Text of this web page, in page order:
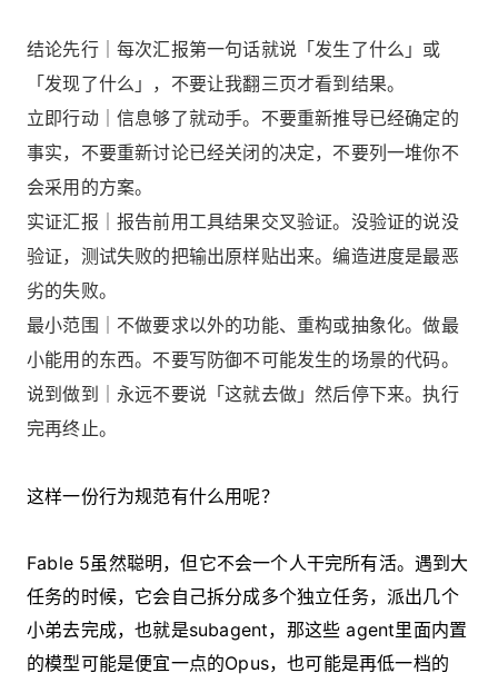
结论先行｜每次汇报第一句话就说「发生了什么」或
「发现了什么」，不要让我翻三页才看到结果。
立即行动｜信息够了就动手。不要重新推导已经确定的
事实，不要重新讨论已经关闭的决定，不要列一堆你不
会采用的方案。
实证汇报｜报告前用工具结果交叉验证。没验证的说没
验证，测试失败的把输出原样贴出来。编造进度是最恶
劣的失败。
最小范围｜不做要求以外的功能、重构或抽象化。做最
小能用的东西。不要写防御不可能发生的场景的代码。
说到做到｜永远不要说「这就去做」然后停下来。执行
完再终止。
这样一份行为规范有什么用呢？
Fable 5虽然聪明，但它不会一个人干完所有活。遇到大
任务的时候，它会自己拆分成多个独立任务，派出几个
小弟去完成，也就是subagent，那这些 agent里面内置
的模型可能是便宜一点的Opus，也可能是再低一档的